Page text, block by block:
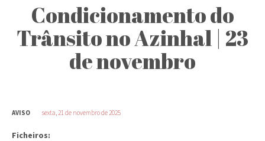
Condicionamento do
Trânsito no Azinhal | 23
de novembro
AVISO sexta, 21 de novembro de 2025
Ficheiros: